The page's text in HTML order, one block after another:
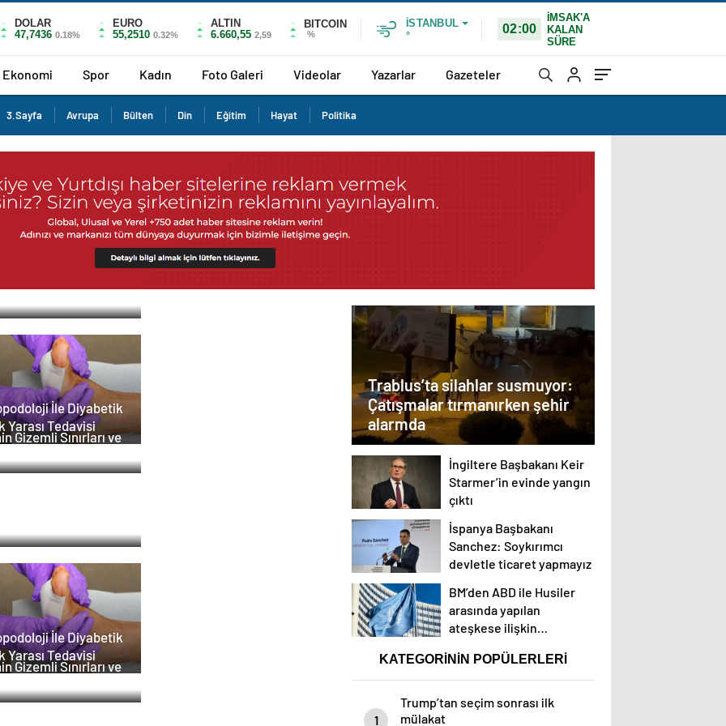
DOLAR
47,7436 0.18%
EURO
55,2510 0.32%
ALTIN
6.660,55 2,59
BITCOIN
%
İSTANBUL
°
02:00
İMSAK'A
KALAN
SÜRE
Ekonomi Spor Kadın Foto Galeri Videolar Yazarlar Gazeteler
3.Sayfa Avrupa Bülten Din Eğitim Hayat Politika
İle Diyabetik
Yarası Tedavisi
Gizemli Sınırları ve
İle Diyabetik
Yarası Tedavisi
Gizemli Sınırları ve
Trablus’ta silahlar susmuyor:
Çatışmalar tırmanırken şehir
alarmda
İngiltere Başbakanı Keir
Starmer’in evinde yangın
çıktı
İspanya Başbakanı
Sanchez: Soykırımcı
devletle ticaret yapmayız
BM’den ABD ile Husiler
arasında yapılan
ateşkese ilişkin
KATEGORİNİN POPÜLERLERİ
1
Trump’tan seçim sonrası ilk
mülakat